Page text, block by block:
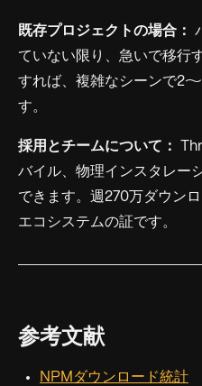
既存プロジェクトの場合：
ていない限り、急いで移行
すれば、複雑なシーンで2
す。
採用とチームについて：
バイル、物理インスタレー
できます。週270万ダウン
エコシステムの証です。
参考文献
NPMダウンロード統計